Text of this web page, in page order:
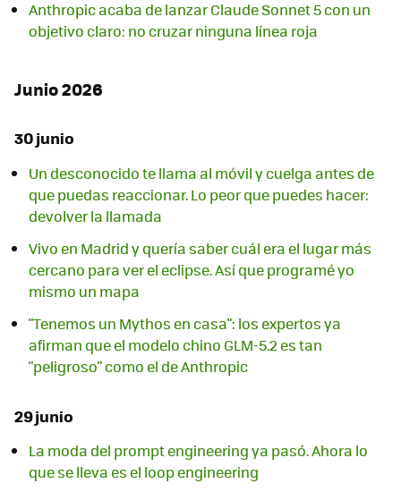
Anthropic acaba de lanzar Claude Sonnet 5 con un
objetivo claro: no cruzar ninguna línea roja
Junio 2026
30 junio
Un desconocido te llama al móvil y cuelga antes de
que puedas reaccionar. Lo peor que puedes hacer:
devolver la llamada
Vivo en Madrid y quería saber cuál era el lugar más
cercano para ver el eclipse. Así que programé yo
mismo un mapa
"Tenemos un Mythos en casa": los expertos ya
afirman que el modelo chino GLM-5.2 es tan
"peligroso" como el de Anthropic
29 junio
La moda del prompt engineering ya pasó. Ahora lo
que se lleva es el loop engineering